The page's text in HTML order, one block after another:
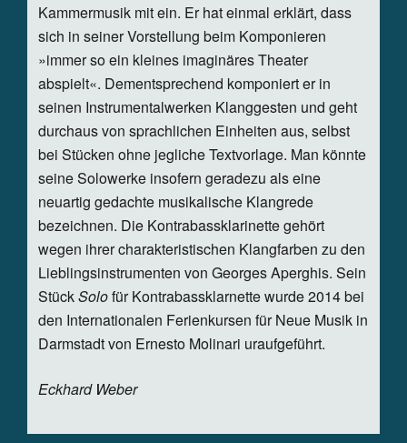
Kammermusik mit ein. Er hat einmal erklärt, dass
sich in seiner Vorstellung beim Komponieren
»immer so ein kleines imaginäres Theater
abspielt«. Dementsprechend komponiert er in
seinen Instrumentalwerken Klanggesten und geht
durchaus von sprachlichen Einheiten aus, selbst
bei Stücken ohne jegliche Textvorlage. Man könnte
seine Solowerke insofern geradezu als eine
neuartig gedachte musikalische Klangrede
bezeichnen. Die Kontrabassklarinette gehört
wegen ihrer charakteristischen Klangfarben zu den
Lieblingsinstrumenten von Georges Aperghis. Sein
StückSolofür Kontrabassklarnette wurde 2014 bei
den Internationalen Ferienkursen für Neue Musik in
Darmstadt von Ernesto Molinari uraufgeführt.
Eckhard Weber